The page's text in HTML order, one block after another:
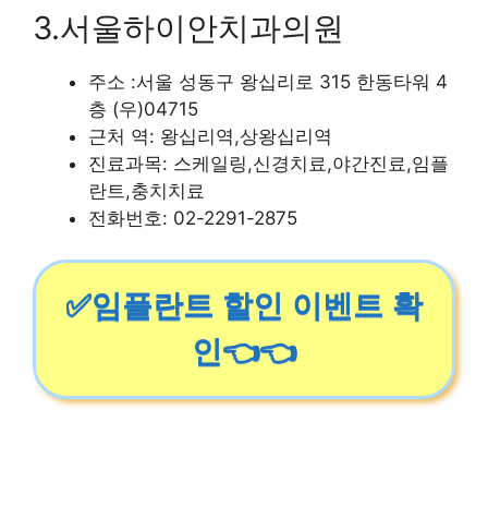
3.서울하이안치과의원
주소 :서울 성동구 왕십리로 315 한동타워 4
층 (우)04715
근처 역: 왕십리역,상왕십리역
진료과목: 스케일링,신경치료,야간진료,임플
란트,충치치료
전화번호: 02-2291-2875
✅임플란트 할인 이벤트 확
인👈👈